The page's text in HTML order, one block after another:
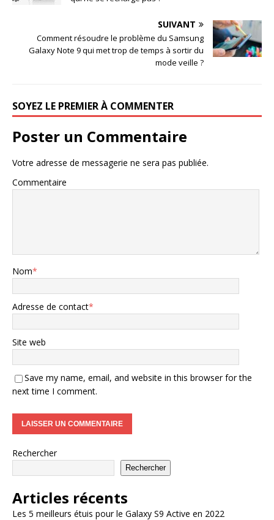
SUIVANT
Comment résoudre le problème du Samsung
Galaxy Note 9 qui met trop de temps à sortir du
mode veille ?
SOYEZ LE PREMIER À COMMENTER
Poster un Commentaire
Votre adresse de messagerie ne sera pas publiée.
Commentaire
Nom*
Adresse de contact*
Site web
Save my name, email, and website in this browser for the
next time I comment.
Rechercher
Rechercher
Articles récents
Les 5 meilleurs étuis pour le Galaxy S9 Active en 2022